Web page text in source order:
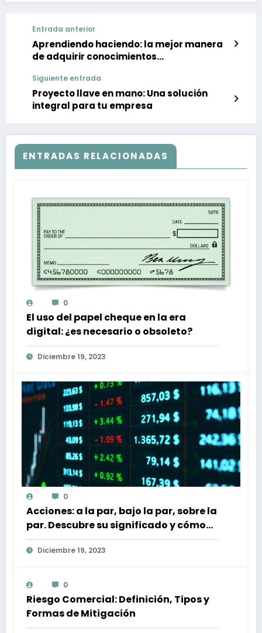
Entrada anterior
Aprendiendo haciendo: la mejor manera
de adquirir conocimientos
Siguiente entrada
Proyecto llave en mano: Una solución
integral para tu empresa
ENTRADAS RELACIONADAS
0
El uso del papel cheque en la era
digital: ¿es necesario o obsoleto?
Diciembre 19, 2023
0
Acciones: a la par, bajo la par, sobre la
par. Descubre su significado y cómo
afectan a tu inversión
Diciembre 19, 2023
0
Riesgo Comercial: Definición, Tipos y
Formas de Mitigación